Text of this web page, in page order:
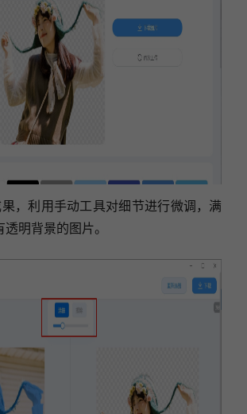
，利用手动工具对细节进行微调，满
明背景的图片。